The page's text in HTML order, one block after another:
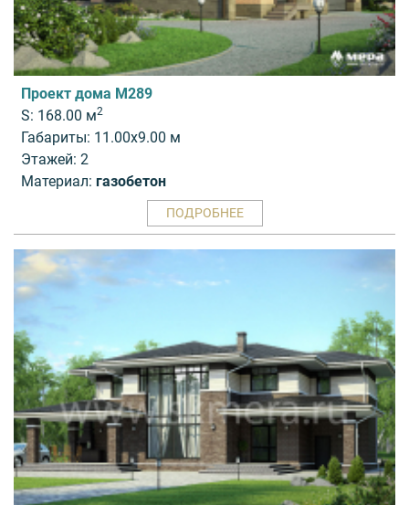
Проект дома M289
S: 168.00 м2
Габариты: 11.00x9.00 м
Этажей: 2
Материал: газобетон
ПОДРОБНЕЕ